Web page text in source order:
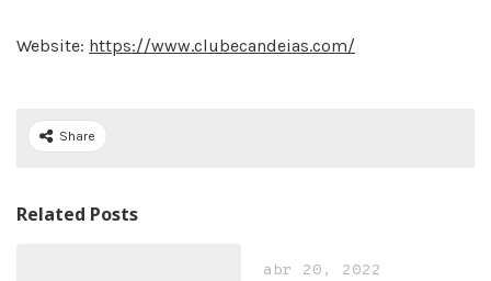
Website: https://www.clubecandeias.com/
Share
Related Posts
abr 20, 2022